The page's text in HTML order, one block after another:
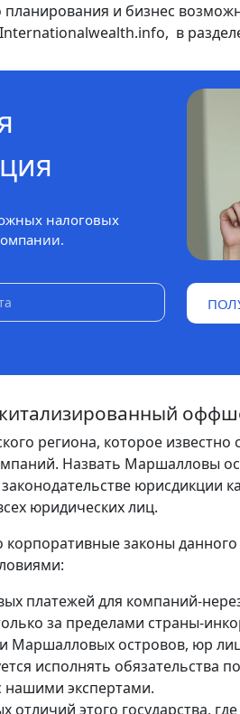
и бизнес
Internationalwealth.info, в
налоговых
региона, которое известно
Назвать Маршалловы
юрисдикции
юридических лиц.
законы данного
платежей для компаний-
за пределами страны-
Маршалловых островов, юр
исполнять обязательства
нашими экспертами.
этого государства,